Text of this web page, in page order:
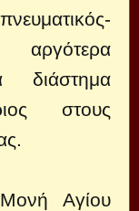
διάστημα
στους
Αγίου